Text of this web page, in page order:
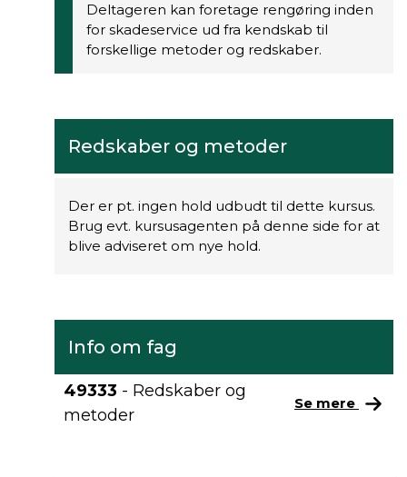
Deltageren kan foretage rengøring inden
for skadeservice ud fra kendskab til
forskellige metoder og redskaber.
Redskaber og metoder
Der er pt. ingen hold udbudt til dette kursus.
Brug evt. kursusagenten på denne side for at
blive adviseret om nye hold.
Info om fag
49333 - Redskaber og
metoder
Se mere